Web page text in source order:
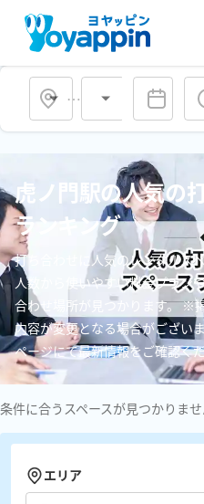
会場タイプ
虎ノ門駅の人気の
ランキング
打ち合わせに人気のレンタルス
人数から使いやすい料金プラン
合わせ場所が見つかります。 ※
内容が変更となる場合がござい
ページにて最新情報をご確認くだ
条件に合うスペースが見つかりませ
エリア